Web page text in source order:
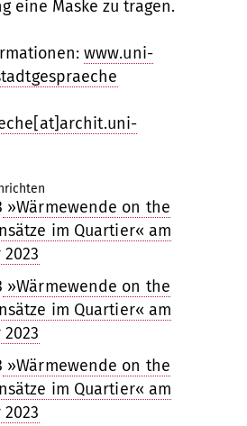
eine Maske zu tragen.
www.uni-
»Wärmewende on the
im Quartier« am
2023
»Wärmewende on the
im Quartier« am
2023
»Wärmewende on the
im Quartier« am
2023